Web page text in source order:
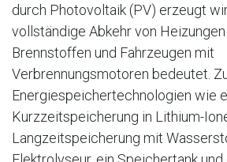
durch Photovoltaik (PV) erzeugt
vollständige Abkehr von
Brennstoffen und Fahrzeugen mit
Verbrennungsmotoren bedeutet.
Energiespeichertechnologien wie
Kurzzeitspeicherung in Lithium-
Langzeitspeicherung mit